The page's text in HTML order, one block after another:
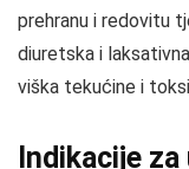
prehranu i redovitu
diuretska i
viška tekućine i
Indikacije